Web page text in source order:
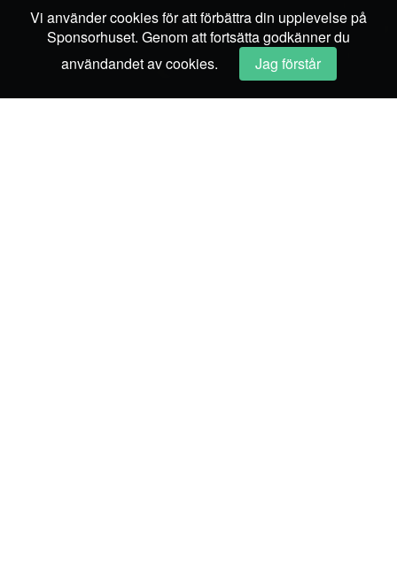
Vi använder cookies för att förbättra din upplevelse på
Sponsorhuset. Genom att fortsätta godkänner du
användandet av cookies.
Jag förstår